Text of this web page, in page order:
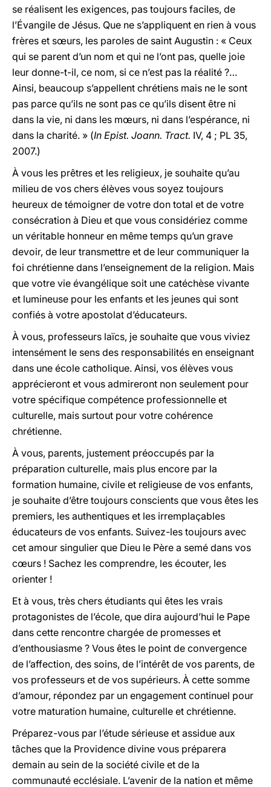
se réalisent les exigences, pas toujours faciles, de
l’Évangile de Jésus. Que ne s’appliquent en rien à vous
frères et sœurs, les paroles de saint Augustin : « Ceux
qui se parent d’un nom et qui ne l’ont pas, quelle joie
leur donne-t-il, ce nom, si ce n’est pas la réalité ?…
Ainsi, beaucoup s’appellent chrétiens mais ne le sont
pas parce qu’ils ne sont pas ce qu’ils disent être ni
dans la vie, ni dans les mœurs, ni dans l’espérance, ni
dans la charité. » (In Epist. Joann. Tract. IV, 4 ; PL 35,
2007.)
À vous les prêtres et les religieux, je souhaite qu’au
milieu de vos chers élèves vous soyez toujours
heureux de témoigner de votre don total et de votre
consécration à Dieu et que vous considériez comme
un véritable honneur en même temps qu’un grave
devoir, de leur transmettre et de leur communiquer la
foi chrétienne dans l’enseignement de la religion. Mais
que votre vie évangélique soit une catéchèse vivante
et lumineuse pour les enfants et les jeunes qui sont
confiés à votre apostolat d’éducateurs.
À vous, professeurs laïcs, je souhaite que vous viviez
intensément le sens des responsabilités en enseignant
dans une école catholique. Ainsi, vos élèves vous
apprécieront et vous admireront non seulement pour
votre spécifique compétence professionnelle et
culturelle, mais surtout pour votre cohérence
chrétienne.
À vous, parents, justement préoccupés par la
préparation culturelle, mais plus encore par la
formation humaine, civile et religieuse de vos enfants,
je souhaite d’être toujours conscients que vous êtes les
premiers, les authentiques et les irremplaçables
éducateurs de vos enfants. Suivez-les toujours avec
cet amour singulier que Dieu le Père a semé dans vos
cœurs ! Sachez les comprendre, les écouter, les
orienter !
Et à vous, très chers étudiants qui êtes les vrais
protagonistes de l’école, que dira aujourd’hui le Pape
dans cette rencontre chargée de promesses et
d’enthousiasme ? Vous êtes le point de convergence
de l’affection, des soins, de l’intérêt de vos parents, de
vos professeurs et de vos supérieurs. À cette somme
d’amour, répondez par un engagement continuel pour
votre maturation humaine, culturelle et chrétienne.
Préparez-vous par l’étude sérieuse et assidue aux
tâches que la Providence divine vous préparera
demain au sein de la société civile et de la
communauté ecclésiale. L’avenir de la nation et même